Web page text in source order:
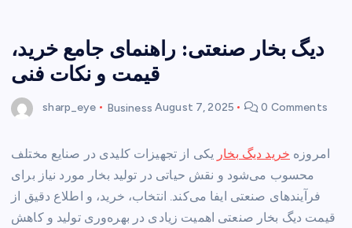
دیگ بخار صنعتی: راهنمای جامع خرید،
قیمت و نکات فنی
sharp_eye Business August 7, 2025 0 Comments
امروزه خرید دیگ بخار یکی از تجهیزات کلیدی در صنایع مختلف
محسوب می‌شود و نقش حیاتی در تولید بخار مورد نیاز برای
فرآیندهای صنعتی ایفا می‌کند. انتخاب، خرید، و اطلاع دقیق از
قیمت دیگ بخار صنعتی اهمیت زیادی در بهره‌وری تولید و کاهش